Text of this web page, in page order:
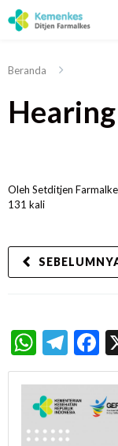
Beranda
Oleh Setditjen
131 kali